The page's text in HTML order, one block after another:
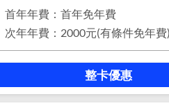
首年年費：首年免年費
整卡優惠